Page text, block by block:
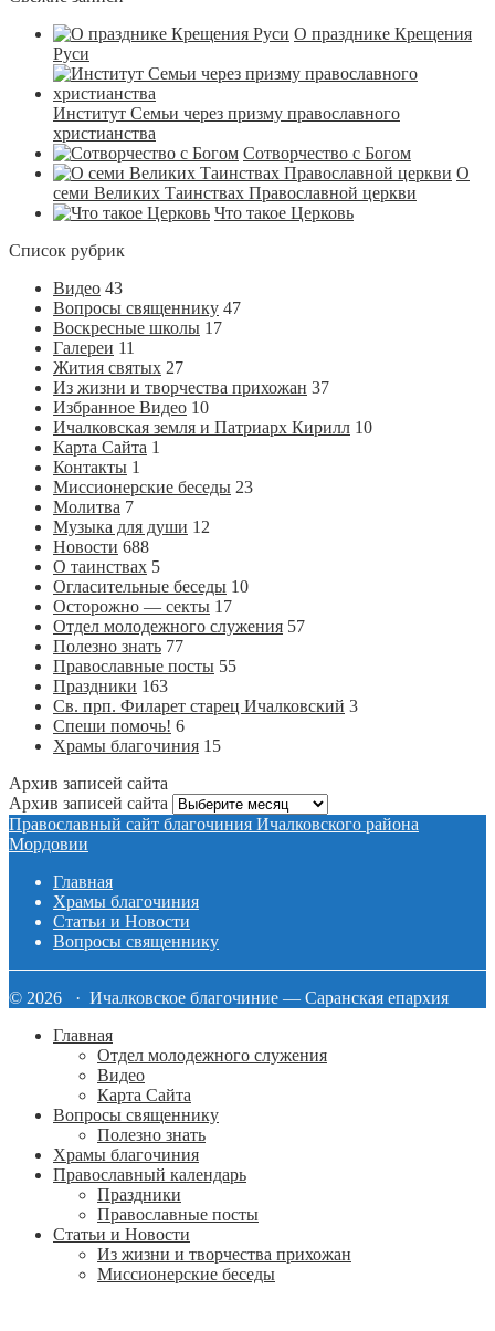
О празднике Крещения
Руси
Институт Семьи через призму православного
христианства
Сотворчество с Богом
О
семи Великих Таинствах Православной церкви
Что такое Церковь
Список рубрик
Видео 43
Вопросы священнику 47
Воскресные школы 17
Галереи 11
Жития святых 27
Из жизни и творчества прихожан 37
Избранное Видео 10
Ичалковская земля и Патриарх Кирилл 10
Карта Сайта 1
Контакты 1
Миссионерские беседы 23
Молитва 7
Музыка для души 12
Новости 688
О таинствах 5
Огласительные беседы 10
Осторожно — секты 17
Отдел молодежного служения 57
Полезно знать 77
Православные посты 55
Праздники 163
Св. прп. Филарет старец Ичалковский 3
Спеши помочь! 6
Храмы благочиния 15
Архив записей сайта
Архив записей сайта
Православный сайт благочиния Ичалковского района
Мордовии
Главная
Храмы благочиния
Статьи и Новости
Вопросы священнику
© 2026 · Ичалковское благочиние — Саранская епархия
Главная
Отдел молодежного служения
Видео
Карта Сайта
Вопросы священнику
Полезно знать
Храмы благочиния
Православный календарь
Праздники
Православные посты
Статьи и Новости
Из жизни и творчества прихожан
Миссионерские беседы